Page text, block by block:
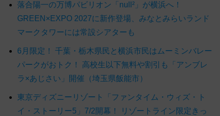
落合陽一の万博パビリオン「null²」が横浜へ！
GREEN×EXPO 2027に新作登場、みなとみらいランド
マークタワーには常設シアターも
6月限定！ 千葉・栃木県民と横浜市民はムーミンバレー
パークがおトク！ 高校生以下無料や割引も「アンブレ
ラ×あじさい」開催（埼玉県飯能市）
東京ディズニーリゾート「ファンタイム・ウィズ・ト
イ・ストーリー5」7/2開幕！ リゾートライン限定きっ